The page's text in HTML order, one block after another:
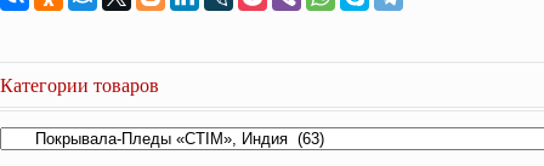
Категории товаров